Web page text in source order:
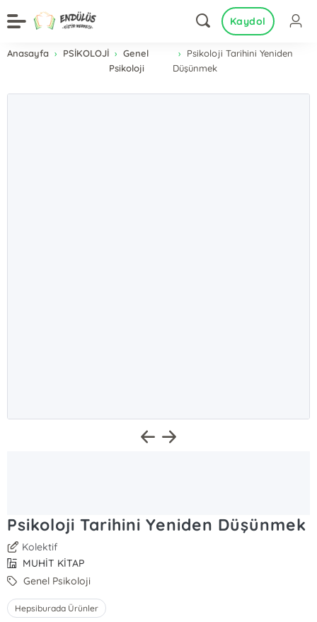
Kaydol
Anasayfa PSİKOLOJİ
Genel
Psikoloji
Psikoloji Tarihini Yeniden
Düşünmek
Psikoloji Tarihini Yeniden Düşünmek
Kolektif
MUHİT KİTAP
Genel Psikoloji
Hepsiburada Ürünler